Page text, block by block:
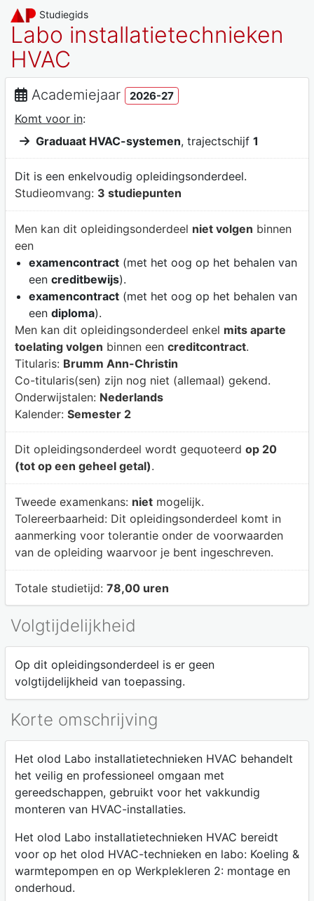
Studiegids
Labo installatietechnieken
HVAC
Academiejaar 2026-27
Komt voor in:
Graduaat HVAC-systemen, trajectschijf 1
Dit is een enkelvoudig opleidingsonderdeel.
Studieomvang: 3 studiepunten
Men kan dit opleidingsonderdeel niet volgen binnen
een
examencontract(met het oog op het behalen van
een creditbewijs).
examencontract(met het oog op het behalen van
een diploma).
Men kan dit opleidingsonderdeel enkel mits aparte
toelating volgen binnen een creditcontract.
Titularis: Brumm Ann-Christin
Co-titularis(sen) zijn nog niet (allemaal) gekend.
Onderwijstalen: Nederlands
Kalender: Semester 2
Dit opleidingsonderdeel wordt gequoteerd op 20
(tot op een geheel getal).
Tweede examenkans: nietmogelijk.
Tolereerbaarheid: Dit opleidingsonderdeel komt in
aanmerking voor tolerantie onder de voorwaarden
van de opleiding waarvoor je bent ingeschreven.
Totale studietijd: 78,00 uren
Volgtijdelijkheid
Op dit opleidingsonderdeel is er geen
volgtijdelijkheid van toepassing.
Korte omschrijving
Het olod Labo installatietechnieken HVAC behandelt
het veilig en professioneel omgaan met
gereedschappen, gebruikt voor het vakkundig
monteren van HVAC-installaties.
Het olod Labo installatietechnieken HVAC bereidt
voor op het olod HVAC-technieken en labo: Koeling &
warmtepompen en op Werkplekleren 2: montage en
onderhoud.